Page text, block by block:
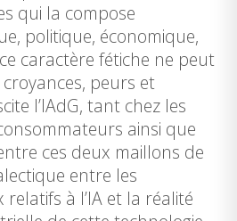
qui la compose
politique, économique,
caractère fétiche ne peut
peurs et
l’IAdG, tant chez les
ainsi que
ces deux maillons de
entre les
relatifs à l’IA et la réalité